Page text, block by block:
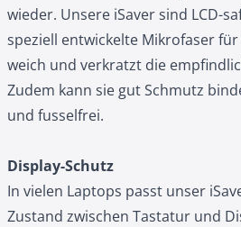
wieder. Unsere iSaver sind LCD-
speziell entwickelte Mikrofaser
weich und verkratzt die
Zudem kann sie gut Schmutz
und fusselfrei.
Display-Schutz
In vielen Laptops passt unser
Zustand zwischen Tastatur und